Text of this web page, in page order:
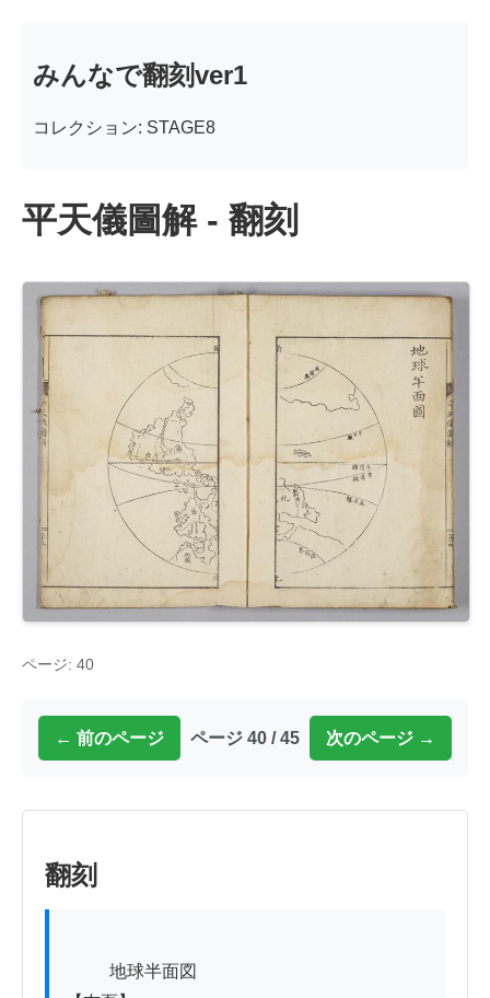
みんなで翻刻ver1
コレクション: STAGE8
平天儀圖解 - 翻刻
ページ: 40
← 前のページ ページ 40 / 45 次のページ →
翻刻